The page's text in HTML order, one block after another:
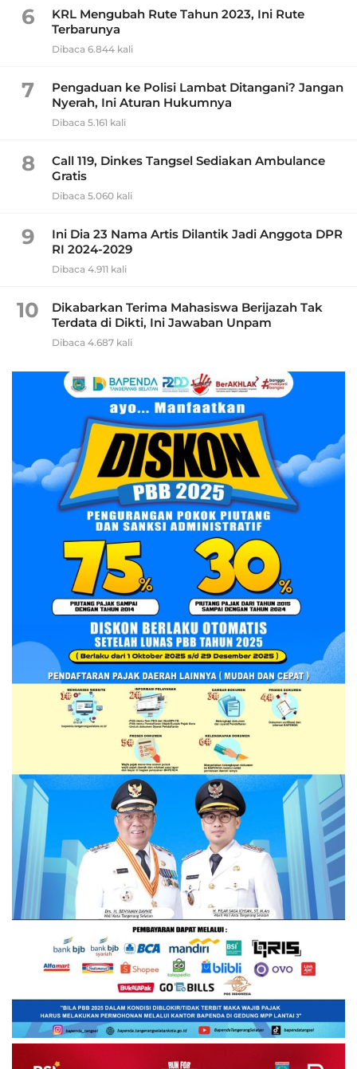
6
KRL Mengubah Rute Tahun 2023, Ini Rute
Terbarunya
Dibaca 6.844 kali
7
Pengaduan ke Polisi Lambat Ditangani? Jangan
Nyerah, Ini Aturan Hukumnya
Dibaca 5.161 kali
8
Call 119, Dinkes Tangsel Sediakan Ambulance
Gratis
Dibaca 5.060 kali
9
Ini Dia 23 Nama Artis Dilantik Jadi Anggota DPR
RI 2024-2029
Dibaca 4.911 kali
10
Dikabarkan Terima Mahasiswa Berijazah Tak
Terdata di Dikti, Ini Jawaban Unpam
Dibaca 4.687 kali